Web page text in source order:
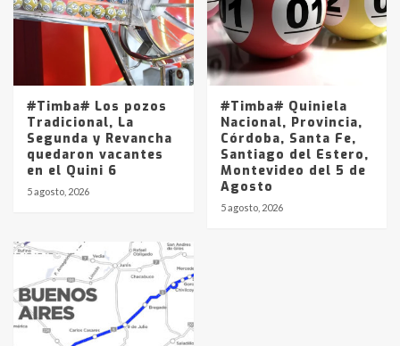
#Timba# Los pozos
Tradicional, La
Segunda y Revancha
quedaron vacantes
en el Quini 6
5 agosto, 2026
#Timba# Quiniela
Nacional, Provincia,
Córdoba, Santa Fe,
Santiago del Estero,
Montevideo del 5 de
Agosto
5 agosto, 2026